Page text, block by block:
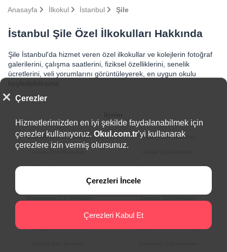
Anasayfa İlkokul İstanbul Şile
İstanbul Şile Özel İlkokulları Hakkında
Şile İstanbul'da hizmet veren özel ilkokullar ve kolejlerin fotoğraf
galerilerini, çalışma saatlerini, fiziksel özelliklerini, senelik
ücretlerini, veli yorumlarını görüntüleyerek, en uygun okulu
Arnavutköy Özel İlkokulları Ataşehir Özel İlkokulları
Bağcılar Özel İlkokulları Bahçelievler Özel İlkokulları
Bakırköy Özel İlkokulları Başakşehir Özel İlkokulları
Beykoz Özel İlkokulları Beylikdüzü Özel İlkokulları
Beyoğlu Özel İlkokulları Büyükçekmece Özel İlkokulları
Çerezler
Hizmetlerimizden en iyi şekilde faydalanabilmek için
çerezler kullanıyoruz. Okul.com.tr’yi kullanarak
çerezlere izin vermiş olursunuz.
Çerezleri İncele
Çerezleri Kabul Et